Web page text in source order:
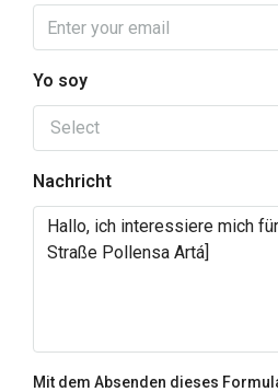
Yo soy
Select
Nachricht
Mit dem Absenden dieses